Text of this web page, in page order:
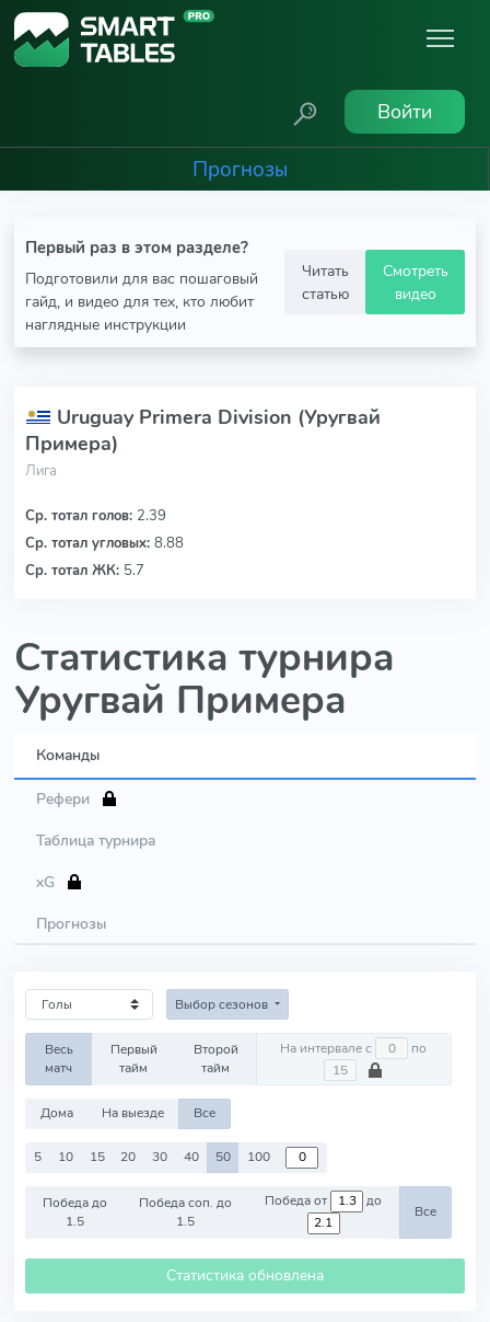
Войти
Прогнозы
Первый раз в этом разделе?
Подготовили для вас пошаговый
гайд, и видео для тех, кто любит
наглядные инструкции
Читать
статью
Смотреть
видео
Uruguay Primera Division (Уругвай
Примера)
Лига
Ср. тотал голов: 2.39
Ср. тотал угловых: 8.88
Ср. тотал ЖК: 5.7
Статистика турнира
Уругвай Примера
Команды
Рефери
Таблица турнира
xG
Прогнозы
Выбор сезонов
Весь
матч
Первый
тайм
Второй
тайм
На интервале с по
Дома На выезде Все
5 10 15 20 30 40 50 100
Победа до
1.5
Победа соп. до
1.5
Победа от до
Все
Статистика обновлена